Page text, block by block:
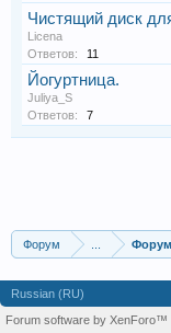
Чистящий диск
Licena
Ответов:
11
Йогуртница.
Juliya_S
Ответов:
7
Форум Форум
Russian (RU)
Forum software by XenForo™